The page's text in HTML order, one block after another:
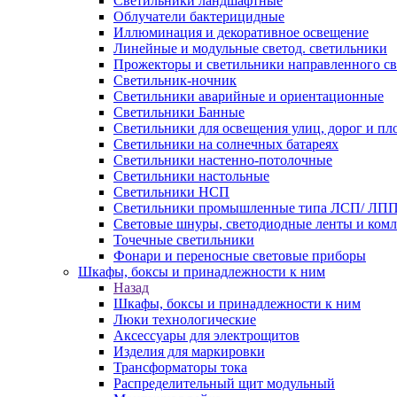
Облучатели бактерицидные
Иллюминация и декоративное освещение
Линейные и модульные светод. светильники
Прожекторы и светильники направленного
Светильник-ночник
Светильники аварийные и ориентационные
Светильники Банные
Светильники для освещения улиц, дорог и
Светильники на солнечных батареях
Светильники настенно-потолочные
Светильники настольные
Светильники НСП
Светильники промышленные типа ЛСП/
Световые шнуры, светодиодные ленты и
Точечные светильники
Фонари и переносные световые приборы
Шкафы, боксы и принадлежности к ним
Назад
Шкафы, боксы и принадлежности к ним
Люки технологические
Аксессуары для электрощитов
Изделия для маркировки
Трансформаторы тока
Распределительный щит модульный